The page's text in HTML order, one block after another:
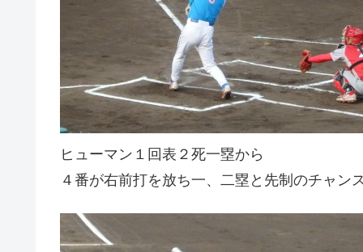
ヒューマン１回表２死一塁から
４番が右前打を放ち一、二塁と先制のチャン